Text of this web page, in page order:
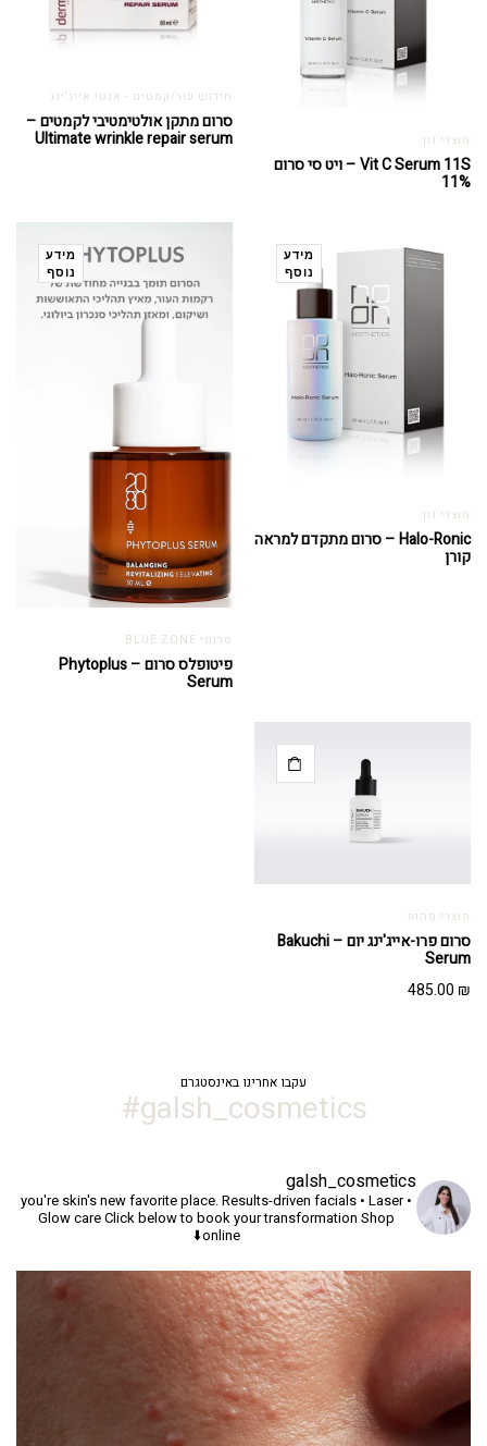
מוצרי נון
Vit C Serum 11S – ויט סי סרום
11%
חידוש עור/קמטים - אנטי אייג'ינג
סרום מתקן אולטימטיבי לקמטים –
Ultimate wrinkle repair serum
מידע
נוסף
מוצרי נון
Halo-Ronic – סרום מתקדם למראה
קורן
מידע
נוסף
סרומי BLUE ZONE
פיטופלס סרום – Phytoplus
Serum
מוצרי מהות
סרום פרו-אייג'ינג יום – Bakuchi
Serum
485.00 ₪
עקבו אחרינו באינסטגרם
galsh_cosmetics#
galsh_cosmetics
you're skin's new favorite place.Results-driven facials • Laser •
Glow careClick below to book your transformation Shop
online⬇️